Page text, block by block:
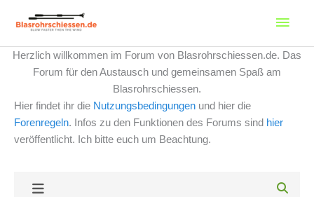
Inhalt
Herzlich willkommen im Forum von Blasrohrschiessen.de. Das
Forum für den Austausch und gemeinsamen Spaß am
Blasrohrschiessen.
Hier findet ihr die Nutzungsbedingungen und hier die
Forenregeln. Infos zu den Funktionen des Forums sind hier
veröffentlicht. Ich bitte euch um Beachtung.